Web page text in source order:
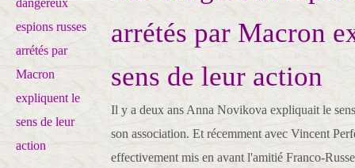
arrétés par Macron
sens de leur action
Il y a deux ans Anna Novikova expliquait le
son association. Et récemment avec Vincent
effectivement mis en avant l'amitié Franco-